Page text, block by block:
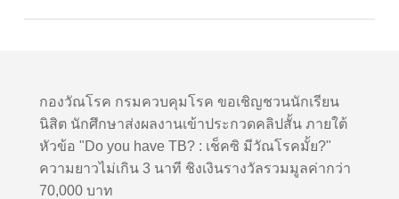
กองวัณโรค กรมควบคุมโรค ขอเชิญชวนนักเรียน
นิสิต นักศึกษาส่งผลงานเข้าประกวดคลิปสั้น ภายใต้
หัวข้อ "Do you have TB? : เช็คซิ มีวัณโรคมั้ย?"
ความยาวไม่เกิน 3 นาที ชิงเงินรางวัลรวมมูลค่ากว่า
70,000 บาท